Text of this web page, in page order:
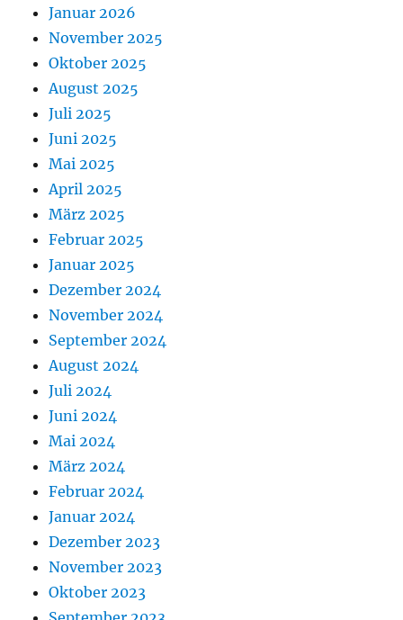
Januar 2026
November 2025
Oktober 2025
August 2025
Juli 2025
Juni 2025
Mai 2025
April 2025
März 2025
Februar 2025
Januar 2025
Dezember 2024
November 2024
September 2024
August 2024
Juli 2024
Juni 2024
Mai 2024
März 2024
Februar 2024
Januar 2024
Dezember 2023
November 2023
Oktober 2023